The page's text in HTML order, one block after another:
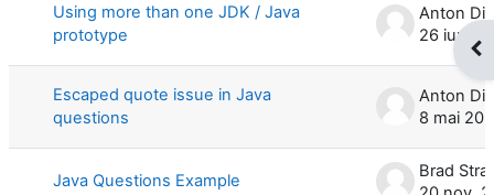
Using more than one JDK / Java
prototype
Anton Dil
26 iun.
Escaped quote issue in Java
questions
Anton Dil
8 mai
Java Questions Example
Brad